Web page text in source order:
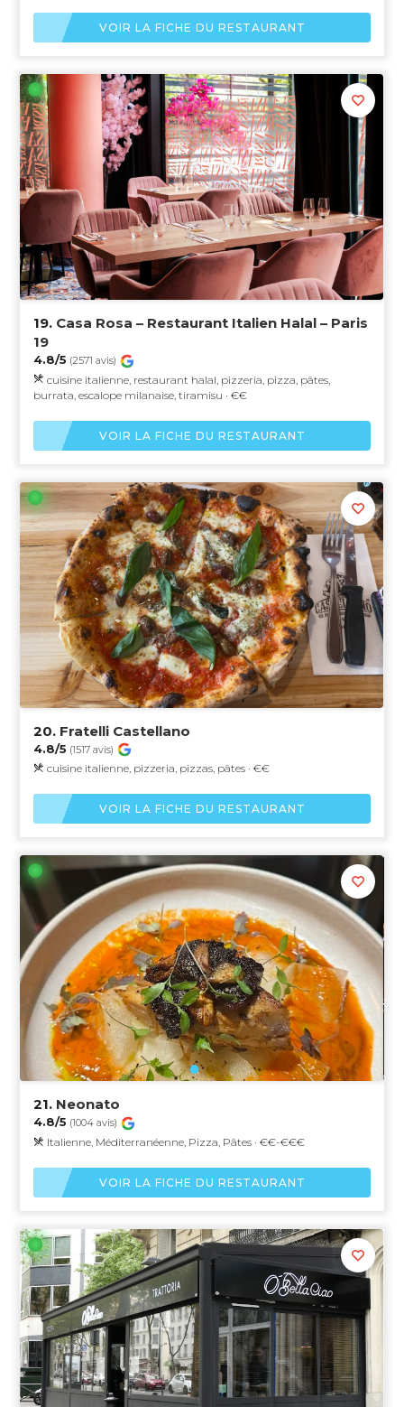
VOIR LA FICHE DU RESTAURANT
19. Casa Rosa – Restaurant Italien Halal – Paris
19
4.8/5 (2571 avis)
cuisine italienne, restaurant halal, pizzeria, pizza, pâtes,
burrata, escalope milanaise, tiramisu · €€
VOIR LA FICHE DU RESTAURANT
20. Fratelli Castellano
4.8/5 (1517 avis)
cuisine italienne, pizzeria, pizzas, pâtes · €€
VOIR LA FICHE DU RESTAURANT
21. Neonato
4.8/5 (1004 avis)
Italienne, Méditerranéenne, Pizza, Pâtes · €€-€€€
VOIR LA FICHE DU RESTAURANT